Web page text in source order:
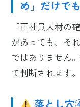
め」だけで
「正社員人材の
があっても、そ
ではありません
て判断されます。